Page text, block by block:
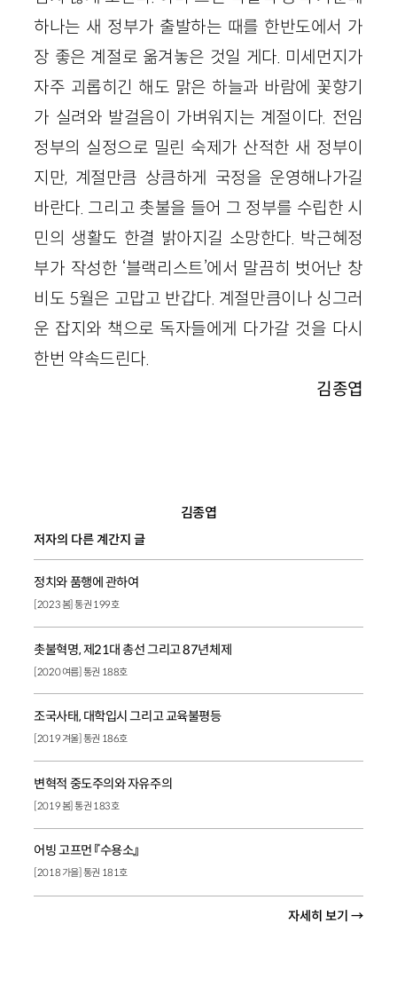
하나는 새 정부가 출발하는 때를 한반도에서 가
장 좋은 계절로 옮겨놓은 것일 게다. 미세먼지가
자주 괴롭히긴 해도 맑은 하늘과 바람에 꽃향기
가 실려와 발걸음이 가벼워지는 계절이다. 전임
정부의 실정으로 밀린 숙제가 산적한 새 정부이
지만, 계절만큼 상큼하게 국정을 운영해나가길
바란다. 그리고 촛불을 들어 그 정부를 수립한 시
민의 생활도 한결 밝아지길 소망한다. 박근혜정
부가 작성한 ‘블랙리스트’에서 말끔히 벗어난 창
비도 5월은 고맙고 반갑다. 계절만큼이나 싱그러
운 잡지와 책으로 독자들에게 다가갈 것을 다시
한번 약속드린다.
김종엽
김종엽
저자의 다른 계간지 글
정치와 품행에 관하여
[2023 봄] 통권 199호
촛불혁명, 제21대 총선 그리고 87년체제
[2020 여름] 통권 188호
조국사태, 대학입시 그리고 교육불평등
[2019 겨울] 통권 186호
변혁적 중도주의와 자유주의
[2019 봄] 통권 183호
어빙 고프먼 『수용소』
[2018 가을] 통권 181호
자세히 보기 →